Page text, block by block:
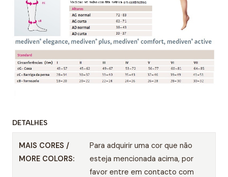
DETALHES
MAIS CORES /
MORE COLORS:
Para adquirir uma cor que não
esteja mencionada acima, por
favor entre em contacto com